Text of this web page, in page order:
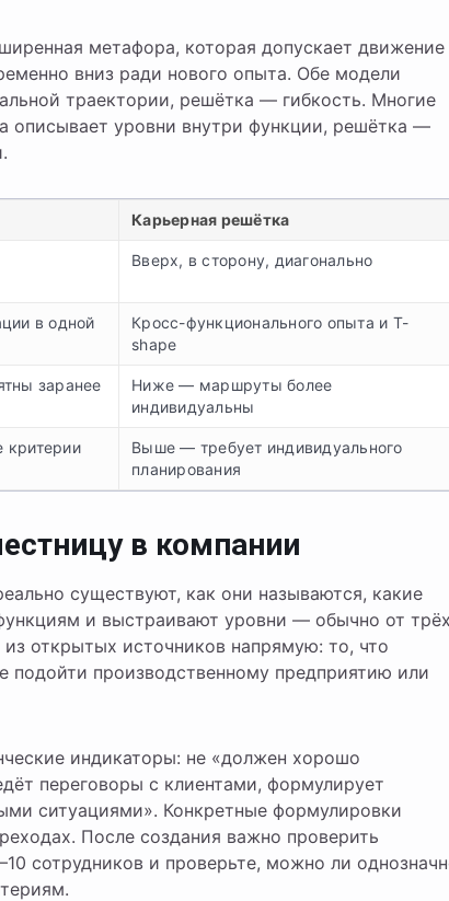
метафора, которая допускает движение
вниз ради нового опыта. Обе модели
траектории, решётка — гибкость. Многие
описывает уровни внутри функции, решётка —
Карьерная решётка
Вверх, в сторону, диагонально
в одной
Кросс-функционального опыта и T-
shape
заранее
Ниже — маршруты более
индивидуальны
Выше — требует индивидуального
планирования
в компании
существуют, как они называются, какие
и выстраивают уровни — обычно от
открытых источников напрямую: то, что
подойти производственному предприятию или
индикаторы: не «должен хорошо
переговоры с клиентами, формулирует
ситуациями». Конкретные формулировки
После создания важно проверить
сотрудников и проверьте, можно ли